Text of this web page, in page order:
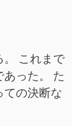
これまで
った。 た
の決断な